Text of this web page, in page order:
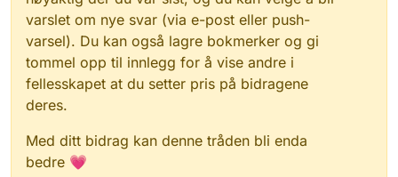
varslet om nye svar (via e-post eller push-
varsel). Du kan også lagre bokmerker og gi
tommel opp til innlegg for å vise andre i
fellesskapet at du setter pris på bidragene
deres.
Med ditt bidrag kan denne tråden bli enda
bedre 💗